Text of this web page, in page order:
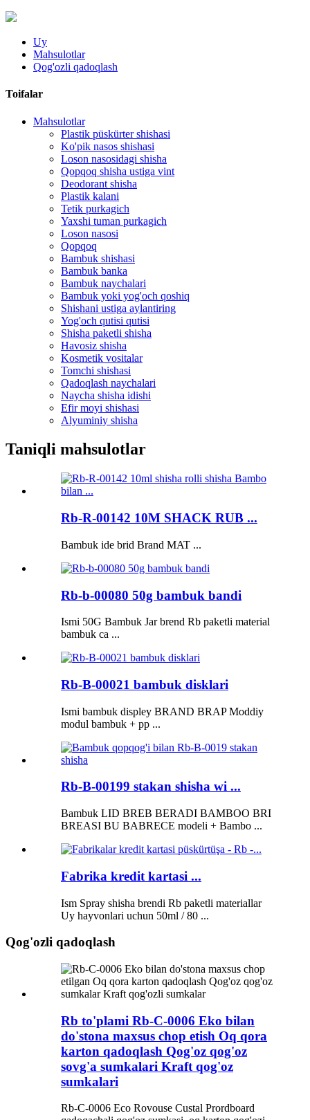
Uy
Mahsulotlar
Qog'ozli qadoqlash
Toifalar
Mahsulotlar
Plastik püskürter shishasi
Ko'pik nasos shishasi
Loson nasosidagi shisha
Qopqoq shisha ustiga vint
Deodorant shisha
Plastik kalani
Tetik purkagich
Yaxshi tuman purkagich
Loson nasosi
Qopqoq
Bambuk shishasi
Bambuk banka
Bambuk naychalari
Bambuk yoki yog'och qoshiq
Shishani ustiga aylantiring
Yog'och qutisi qutisi
Shisha paketli shisha
Havosiz shisha
Kosmetik vositalar
Tomchi shishasi
Qadoqlash naychalari
Naycha shisha idishi
Efir moyi shishasi
Alyuminiy shisha
Taniqli mahsulotlar
Rb-R-00142 10M SHACK RUB ...
Bambuk ide brid Brand MAT ...
Rb-b-00080 50g bambuk bandi
Ismi 50G Bambuk Jar brend Rb paketli material
bambuk ca ...
Rb-B-00021 bambuk disklari
Ismi bambuk displey BRAND BRAP Moddiy
modul bambuk + pp ...
Rb-B-00199 stakan shisha wi ...
Bambuk LID BREB BERADI BAMBOO BRI
BREASI BU BABRECE modeli + Bambo ...
Fabrika kredit kartasi ...
Ism Spray shisha brendi Rb paketli materiallar
Uy hayvonlari uchun 50ml / 80 ...
Qog'ozli qadoqlash
Rb to'plami Rb-C-0006 Eko bilan
do'stona maxsus chop etish Oq qora
karton qadoqlash Qog'oz qog'oz
sovg'a sumkalari Kraft qog'oz
sumkalari
Rb-C-0006 Eco Rovouse Custal Prordboard